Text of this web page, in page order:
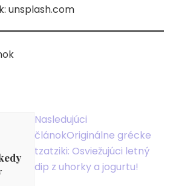
unsplash.com
Nasledujúci
článokOriginálne grécke
tzatziki: Osviežujúci letný
dip z uhorky a jogurtu!